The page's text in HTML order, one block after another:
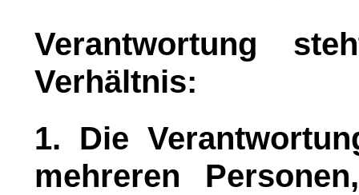
Verantwortung
Verhältnis:
1. Die
mehreren